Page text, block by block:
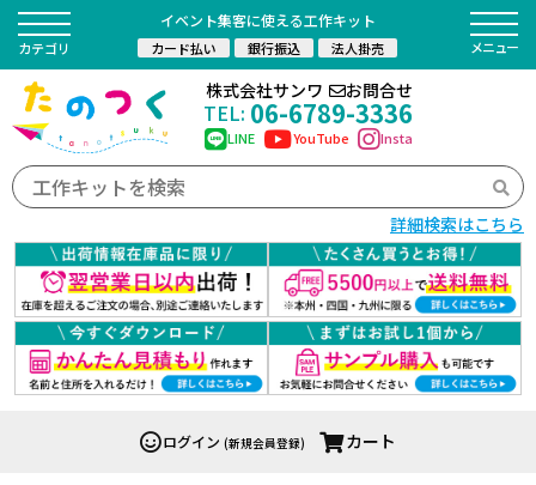
イベント集客に使える工作キット
カード払い 銀行振込 法人掛売
詳細検索はこちら
株式会社サンワ お問合せ
TEL: 06-6789-3336
LINE YouTube Insta
カテゴリ
ログイン (新規会員登録) カート